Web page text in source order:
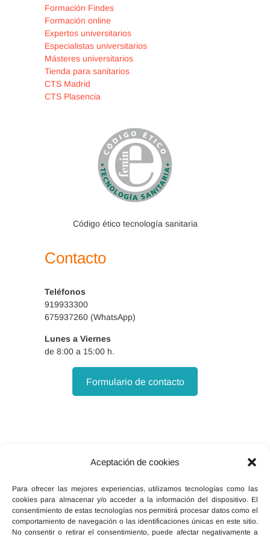
Aceptación de cookies
Para ofrecer las mejores experiencias, utilizamos tecnologías como las
cookies para almacenar y/o acceder a la información del dispositivo. El
consentimiento de estas tecnologías nos permitirá procesar datos como el
comportamiento de navegación o las identificaciones únicas en este sitio.
No consentir o retirar el consentimiento, puede afectar negativamente a
Susana Tejero
González
Enfermera Especialista en
Geriatría con más de 19
ámbito de residencias. 5
años de experiencia en
escolar. Tutora de alumnos
pregrado de Enfermería.
Experto Universitario en
Cirugía Menor. Docente de
Especialista Universitario en
Cirugía Menor de eSalúdate.
Formación Findes
Formación online
Expertos universitarios
Especialistas universitarios
Másteres universitarios
Tienda para sanitarios
CTS Madrid
CTS Plasencia
Código ético tecnología sanitaria
Contacto
Teléfonos
919933300
675937260 (WhatsApp)
Lunes a Viernes
de 8:00 a 15:00 h.
Formulario de contacto
Facebook